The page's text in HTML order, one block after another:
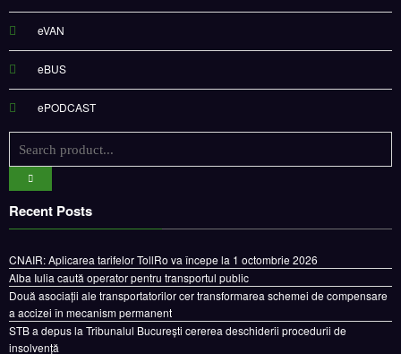
eVAN
eBUS
ePODCAST
Recent Posts
CNAIR: Aplicarea tarifelor TollRo va începe la 1 octombrie 2026
Alba Iulia caută operator pentru transportul public
Două asociații ale transportatorilor cer transformarea schemei de compensare
a accizei în mecanism permanent
STB a depus la Tribunalul București cererea deschiderii procedurii de
insolvență